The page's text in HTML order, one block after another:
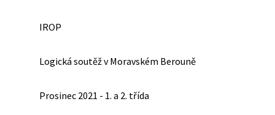
IROP
Logická soutěž v Moravském Berouně
Prosinec 2021 - 1. a 2. třída